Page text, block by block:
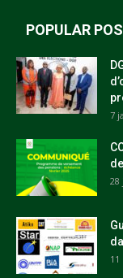
POPULAR
7
28